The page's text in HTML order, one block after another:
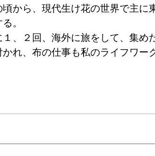
代生け花の世界で主に東
。
海外に旅をして、集めた
れ、布の仕事も私のライフワー
チェコに招かれ、生け花のイン